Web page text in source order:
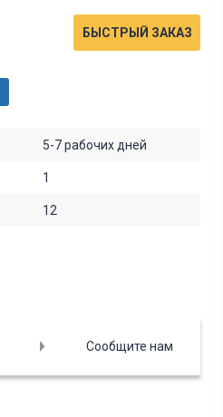
5-7 рабочих дней
1
12
БЫСТРЫЙ ЗАКАЗ
Сообщите нам